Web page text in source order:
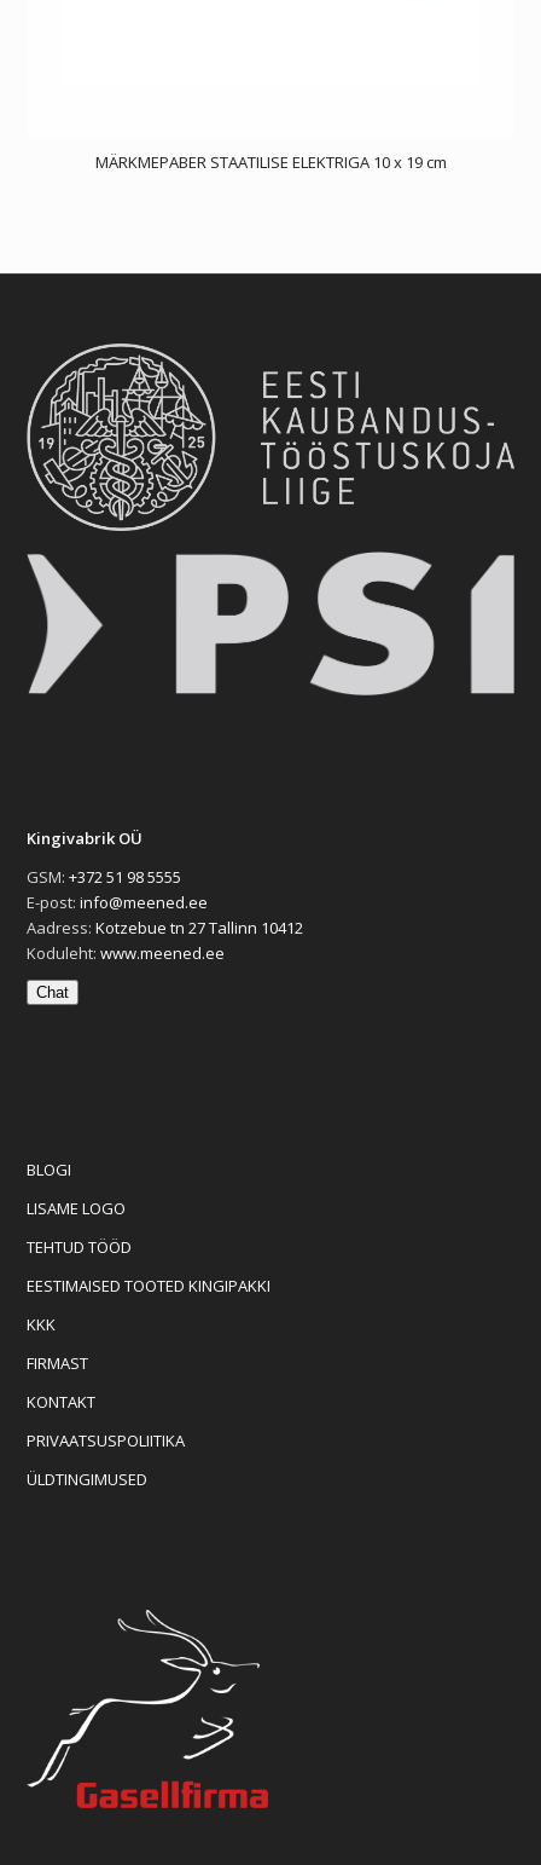
MÄRKMEPABER STAATILISE ELEKTRIGA 10 x 19 cm
Kingivabrik OÜ
GSM:+372 51 98 5555
E-post:info@meened.ee
Aadress:Kotzebue tn 27 Tallinn 10412
Koduleht:www.meened.ee
Chat
BLOGI
LISAME LOGO
TEHTUD TÖÖD
EESTIMAISED TOOTED KINGIPAKKI
KKK
FIRMAST
KONTAKT
PRIVAATSUSPOLIITIKA
ÜLDTINGIMUSED